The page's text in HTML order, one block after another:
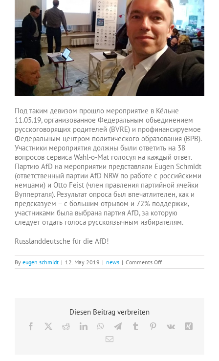
Под таким девизом прошло мероприятие в Кёльне
11.05.19, организованное Федеральным объединением
русскоговорящих родителей (BVRE) и профинансируемое
Федеральным центром политического образования (BPB).
Участники мероприятия должны были ответить на 38
вопросов сервиса Wahl-o-Mat голосуя на каждый ответ.
Партию AfD на мероприятии представляли Eugen Schmidt
(ответственный партии AfD NRW по работе с российскими
немцами) и Otto Feist (член правления партийной ячейки
Вупперталя). Результат опроса был впечатлителен, как и
предсказуем – с большим отрывом и 72% поддержки,
участниками была выбрана партия AfD, за которую
следует отдать голоса русскоязычным избирателям.
Russlanddeutsche für die AfD!
By eugen.schmidt | 12. May 2019 | news | Comments Offon
За
Diesen Beitrag verbreiten
Facebook RedditLinkedInWhatsApp
TelegramTumblr Pinterest
Vk
Email